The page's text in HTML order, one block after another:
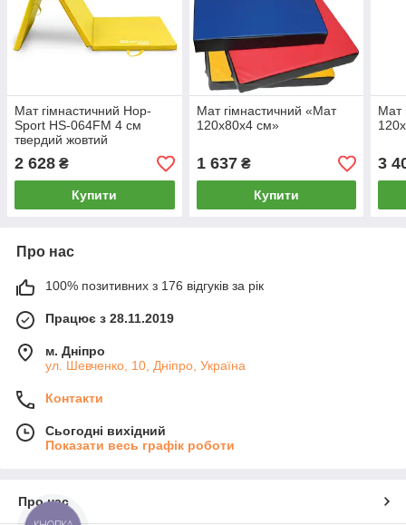
Мат гімнастичний Hop-
Sport HS-064FM 4 см
твердий жовтий
2 628 ₴
Купити
Мат гімнастичний «Мат
120х80х4 см»
1 637₴
Купити
Мат
3
Про нас
100% позитивних з 176 відгуків за рік
Працює з 28.11.2019
м. Дніпро
ул. Шевченко, 10, Дніпро, Україна
Контакти
Сьогодні вихідний
Показати весь графік роботи
Про нас